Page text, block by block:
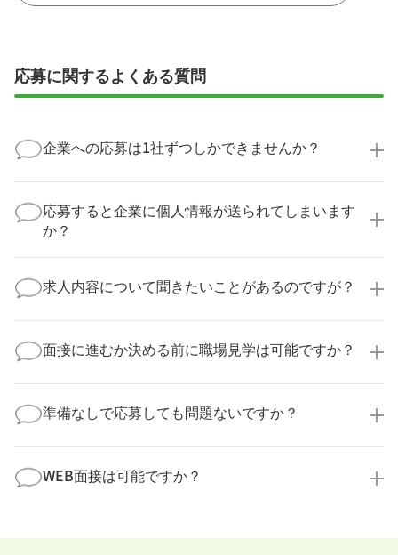
応募に関するよくある質問
企業への応募は1社ずつしかできませんか？
実際に医療キャリアナビを利用して転職に成功した方
の多くは、複数応募して自分に合った職場を選ばれて
います。
応募すると企業に個人情報が送られてしまいます
か？
業様に個人情報が送られることはありません！
より詳細な求人情報をご確認いただいた上で、転職希
求人内容について聞きたいことがあるのですが？
してお答えいたします。
勤務体制や職場の雰囲気、研修制度など、どんな小さ
す！
面接に進むか決める前に職場見学は可能ですか？
積極的に受け入れています。実際の職場環境や働く人
の様子を見ることで、より安心してご判断いただけま
ださい！
準備なしで応募しても問題ないですか？
まで、一からサポートいたします。「転職を考え始め
たばかり」「何から始めればいいか分からない」とい
WEB面接は可能ですか？
すめしていますが、企業様によってはWEB面接を導入